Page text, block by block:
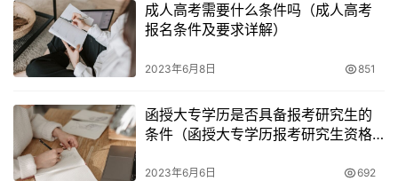
成人高考需要什么条件吗（成人高考
报名条件及要求详解）
2023年6月8日 851
函授大专学历是否具备报考研究生的
条件（函授大专学历报考研究生资格
2023年6月6日 692